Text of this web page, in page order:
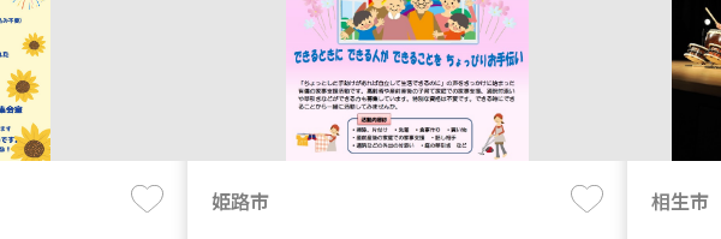
姫路市 相生市